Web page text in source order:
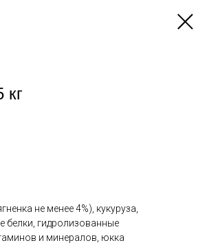
кг
не менее 4%), кукуруза,
белки, гидролизованные
и минералов, юкка